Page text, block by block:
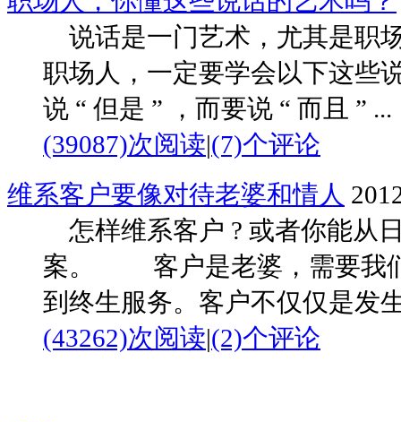
说话是一门艺术，尤其是职
职场人，一定要学会以下这
说 “ 但是 ” ，而要说 “ 而且 ” ...
(39087)次阅读|(7)个评论
维系客户要像对待老婆和情人
怎样维系客户 ? 或者你能从
案。 客户是老婆，需要我
到终生服务。客户不仅仅是发
(43262)次阅读|(2)个评论